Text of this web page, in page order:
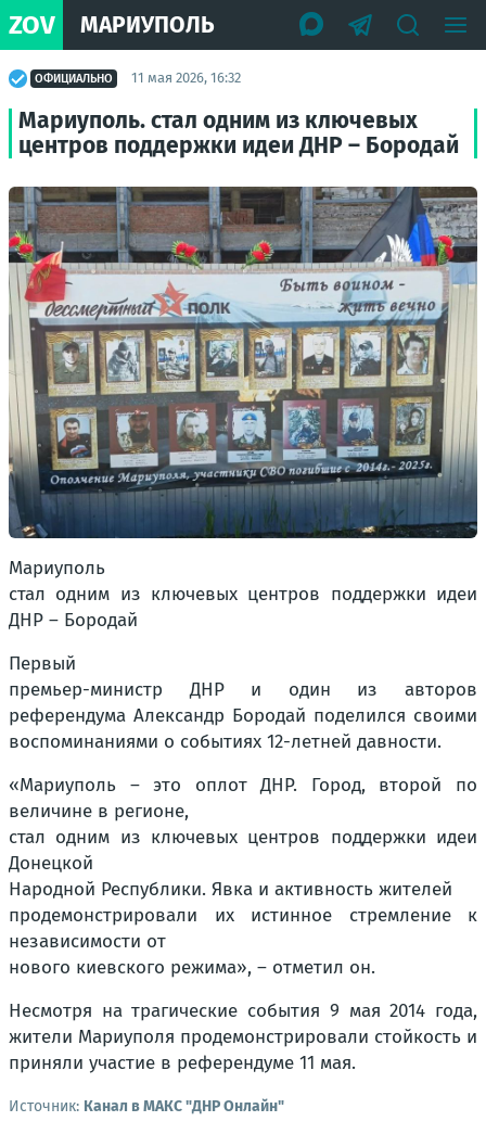
ZOV МАРИУПОЛЬ
ОФИЦИАЛЬНО 11 мая 2026, 16:32
Мариуполь. стал одним из ключевых
центров поддержки идеи ДНР – Бородай
Мариуполь
стал одним из ключевых центров поддержки идеи
ДНР – Бородай
Первый
премьер-министр ДНР и один из авторов
референдума Александр Бородай поделился своими
воспоминаниями о событиях 12-летней давности.
«Мариуполь – это оплот ДНР. Город, второй по
величине в регионе,
стал одним из ключевых центров поддержки идеи
Донецкой
Народной Республики. Явка и активность жителей
продемонстрировали их истинное стремление к
независимости от
нового киевского режима», – отметил он.
Несмотря на трагические события 9 мая 2014 года,
жители Мариуполя продемонстрировали стойкость и
приняли участие в референдуме 11 мая.
Источник: Канал в МАКС "ДНР Онлайн"